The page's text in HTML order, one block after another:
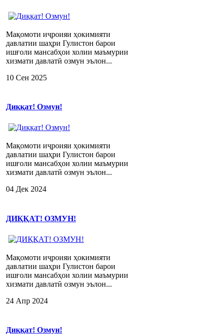
Мақомоти иҷроияи ҳокимияти
давлатии шаҳри Гулистон барои
ишғоли мансабҳои холии маъмурии
хизмати давлатӣ озмун эълон...
10 Сен 2025
Диққат! Озмун!
Мақомоти иҷроияи ҳокимияти
давлатии шаҳри Гулистон барои
ишғоли мансабҳои холии маъмурии
хизмати давлатӣ озмун эълон...
04 Дек 2024
ДИҚҚАТ! ОЗМУН!
Мақомоти иҷроияи ҳокимияти
давлатии шаҳри Гулистон барои
ишғоли мансабҳои холии маъмурии
хизмати давлатӣ озмун эълон...
24 Апр 2024
Диққат! Озмун!